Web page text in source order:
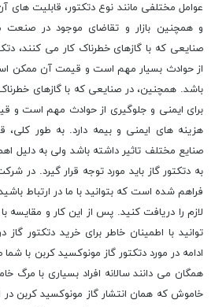
عوامل مختلفی مانند نوع دتکتور، قابلیت های
و همچنین بازار و تقاضای موجود در صنعت
صنایعی که با گازهای خطرناک کار می کنند،
از حوادث بسیار مهم است و قیمت آن ممکن
باشد. همچنین، در صنایعی که با گازهای خطرناک
برای ایمنی و جلوگیری از حوادث مهم است و
هزینه های ایمنی و بیمه دارد. به طور کلی،
صنایع مختلف تاثیر داشته باشد ولی به دلیل
به دتکتور گاز باید مورد توجه قرار گیرد. در
فراهم شده است که بتوانید با ما در ارتباط
لازم را دریافت کنید. پس از این کار و مقایسه
توانید با اطمینان خاطر برای خرید دتکتور گاز
ادامه در مورد دتکتور گاز مونوکسید کربن با
همگان می دانند سالانه افراد بسیاری با
خاموش که همان انتشار گاز مونوکسید کربن